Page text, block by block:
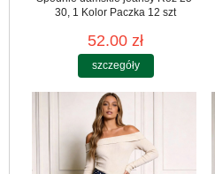
30, 1 Kolor Paczka 12 szt
52.00 zł
szczegóły